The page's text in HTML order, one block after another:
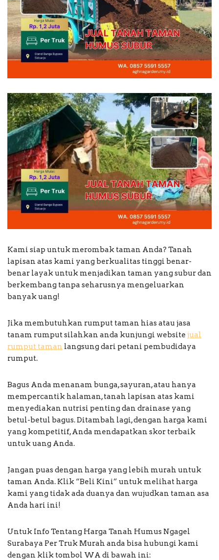
Kami siap untuk merombak taman Anda? Tanah
lapisan atas kami yang berkualitas tinggi benar-
benar layak untuk menjadikan taman yang subur dan
berkembang tanpa seharusnya mengeluarkan
banyak uang!
Jika membutuhkan rumput taman hias atau jasa
tanam rumput silahkan anda kunjungi website jual
rumput taman langsung dari petani pembudidaya
rumput.
Bagus Anda menanam bunga, sayuran, atau hanya
mempercantik halaman, tanah lapisan atas kami
menyediakan nutrisi penting dan drainase yang
betul-betul bagus. Ditambah lagi, dengan harga kami
yang kompetitif, Anda mendapatkan skor terbaik
untuk uang Anda.
Jangan puas dengan harga yang lebih murah untuk
taman Anda. Klik “Beli Kini” untuk melihat harga
kami yang tidak ada duanya dan wujudkan taman asa
Anda hari ini!
Untuk Info Tentang Harga Tanah Humus Ngagel
Surabaya Per Truk Murah anda bisa hubungi kami
dengan klik tombol WA di bawah ini: